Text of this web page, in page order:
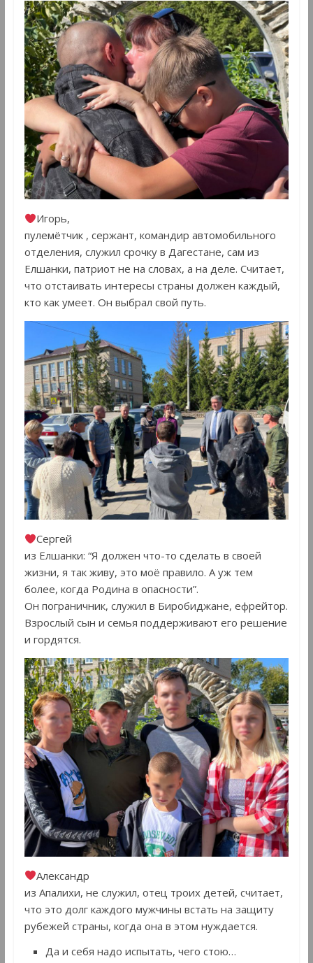
Игорь,
пулемётчик , сержант, командир автомобильного
отделения, служил срочку в Дагестане, сам из
Елшанки, патриот не на словах, а на деле. Считает,
что отстаивать интересы страны должен каждый,
кто как умеет. Он выбрал свой путь.
Сергей
из Елшанки: “Я должен что-то сделать в своей
жизни, я так живу, это моё правило. А уж тем
более, когда Родина в опасности”.
Он пограничник, служил в Биробиджане, ефрейтор.
Взрослый сын и семья поддерживают его решение
и гордятся.
Александр
из Апалихи, не служил, отец троих детей, считает,
что это долг каждого мужчины встать на защиту
рубежей страны, когда она в этом нуждается.
Да и себя надо испытать, чего стою…